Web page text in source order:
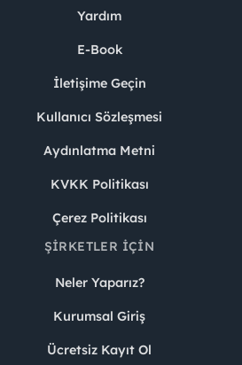
Yardım
E-Book
İletişime Geçin
Kullanıcı Sözleşmesi
Aydınlatma Metni
KVKK Politikası
Çerez Politikası
ŞIRKETLER İÇIN
Neler Yaparız?
Kurumsal Giriş
Ücretsiz Kayıt Ol